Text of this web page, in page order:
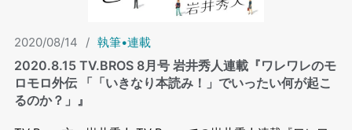
2020/08/14 / 執筆•連載
2020.8.15 TV.BROS 8⽉号 岩井秀⼈連載『ワレワレのモ
ロモロ外伝 「「いきなり本読み！」でいったい何が起こ
るのか？」』